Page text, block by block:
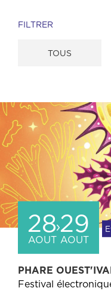
FILTRER
TOUS
28
AOUT 29
AOUT
PHARE
Festival